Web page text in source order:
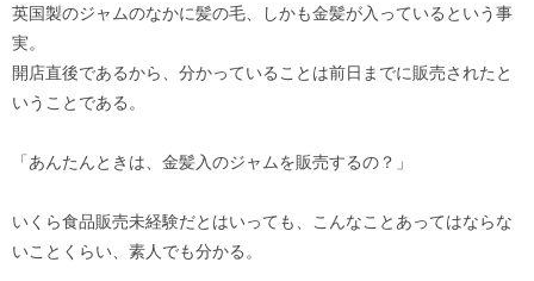
英国製のジャムのなかに髪の毛、しかも金髪が入っているという事
実。
開店直後であるから、分かっていることは前日までに販売されたと
いうことである。
「あんたんときは、金髪入のジャムを販売するの？」
いくら食品販売未経験だとはいっても、こんなことあってはならな
いことくらい、素人でも分かる。